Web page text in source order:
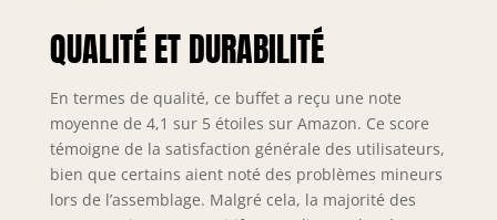
QUALITÉ ET DURABILITÉ
En termes de qualité, ce buffet a reçu une note
moyenne de 4,1 sur 5 étoiles sur Amazon. Ce score
témoigne de la satisfaction générale des utilisateurs,
bien que certains aient noté des problèmes mineurs
lors de l’assemblage. Malgré cela, la majorité des